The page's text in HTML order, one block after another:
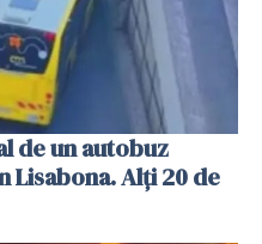
de un autobuz
Lisabona. Alți 20 de